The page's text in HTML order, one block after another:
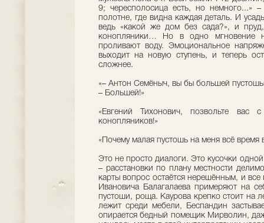
9; чересполосица есть, но немного...»
полотне, где видна каждая деталь. И
ведь «какой же дом без сада?», и
конопляники… Но в одно мгновение
проливают воду. Эмоциональное
выходит на новую ступень, и теперь
сложнее.
«– Антон Семёныч, вы бы большей
– Большей!»
«Евгений Тихонович, позвольте
конопляников!»
«Почему малая пустошь на меня всё время
Это не просто диалоги. Это кусочки
– расстановки по плану местности
карты вопрос остаётся нерешённым, и
Ивановича Балагалаева примеряют на
пустоши, роща. Каурова крепко стоит на
лежит среди мебели, Бecпaндин
опирается бедный помещик Мирволин,